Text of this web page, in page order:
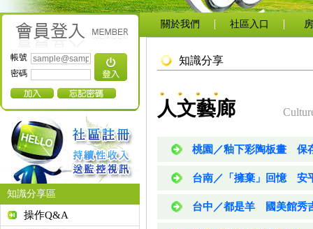
帳號
密碼
知識分享區
操作Q&A
關於我們 社區入口
知識分享
人文藝廊
桃園／釉下彩陶板畫 保
台南／「擁棄」回憶 安
台中／都是羊 國美館秀